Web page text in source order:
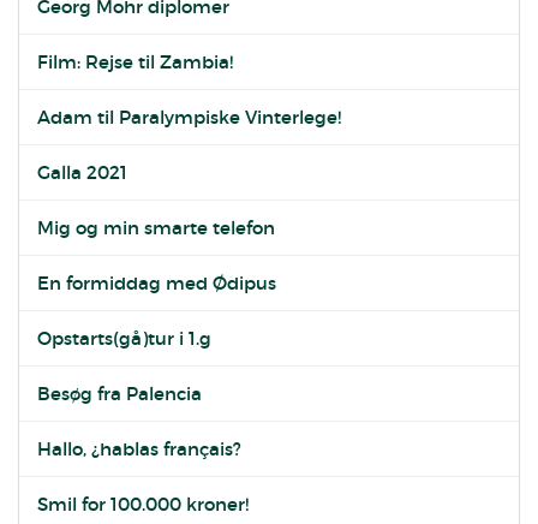
Georg Mohr diplomer
Film: Rejse til Zambia!
Adam til Paralympiske Vinterlege!
Galla 2021
Mig og min smarte telefon
En formiddag med Ødipus
Opstarts(gå)tur i 1.g
Besøg fra Palencia
Hallo, ¿hablas français?
Smil for 100.000 kroner!